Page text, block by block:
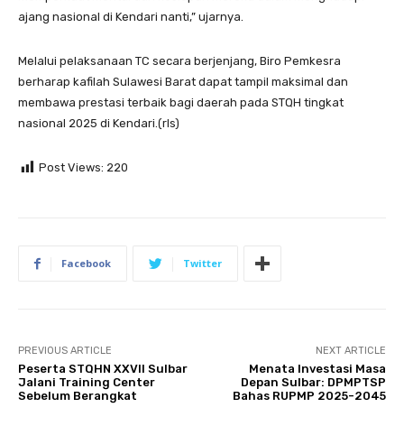
ajang nasional di Kendari nanti,” ujarnya.
Melalui pelaksanaan TC secara berjenjang, Biro Pemkesra
berharap kafilah Sulawesi Barat dapat tampil maksimal dan
membawa prestasi terbaik bagi daerah pada STQH tingkat
nasional 2025 di Kendari.(rls)
Post Views: 220
Facebook Twitter
PREVIOUS ARTICLE
Peserta STQHN XXVII Sulbar
Jalani Training Center
Sebelum Berangkat
NEXT ARTICLE
Menata Investasi Masa
Depan Sulbar: DPMPTSP
Bahas RUPMP 2025-2045